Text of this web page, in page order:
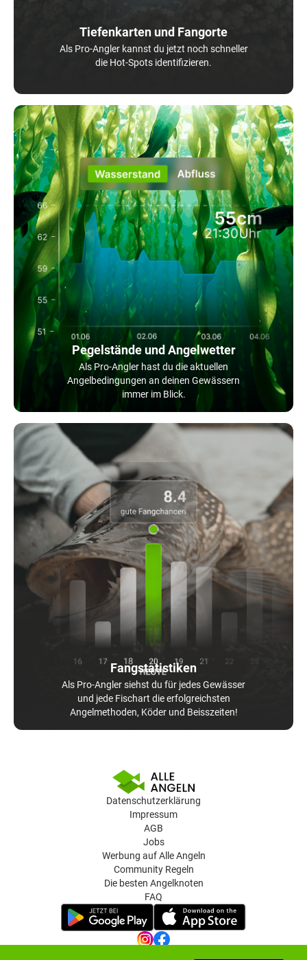
Tiefenkarten und Fangorte
Als Pro-Angler kannst du jetzt noch schneller
die Hot-Spots identifizieren.
Pegelstände und Angelwetter
Als Pro-Angler hast du die aktuellen
Angelbedingungen an deinen Gewässern
immer im Blick.
Fangstatistiken
Als Pro-Angler siehst du für jedes Gewässer
und jede Fischart die erfolgreichsten
Angelmethoden, Köder und Beisszeiten!
Datenschutzerklärung
Impressum
AGB
Jobs
Werbung auf Alle Angeln
Community Regeln
Die besten Angelknoten
FAQ